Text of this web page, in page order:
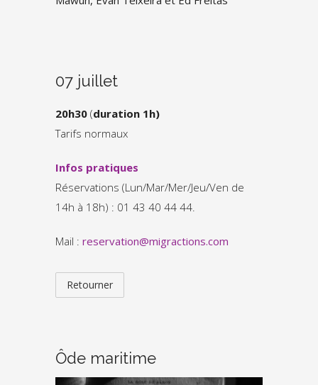
07 juillet
20h30 (duration 1h)
Tarifs normaux
Infos pratiques
Réservations (Lun/Mar/Mer/Jeu/Ven de
14h à 18h) : 01 43 40 44 44.
Mail : reservation@migractions.com
Retourner
Ôde maritime